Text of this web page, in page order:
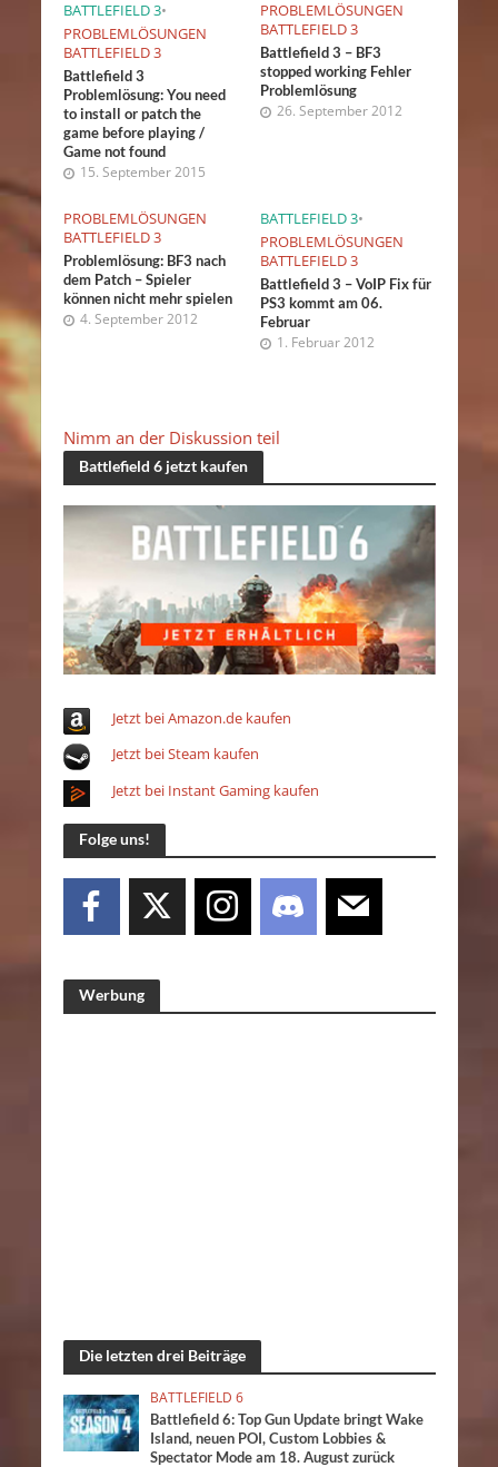
BATTLEFIELD 3•
PROBLEMLÖSUNGEN
BATTLEFIELD 3
Battlefield 3
Problemlösung: You need
to install or patch the
game before playing /
Game not found
15. September 2015
PROBLEMLÖSUNGEN
BATTLEFIELD 3
Battlefield 3 – BF3
stopped working Fehler
Problemlösung
26. September 2012
PROBLEMLÖSUNGEN
BATTLEFIELD 3
Problemlösung: BF3 nach
dem Patch – Spieler
können nicht mehr spielen
4. September 2012
BATTLEFIELD 3•
PROBLEMLÖSUNGEN
BATTLEFIELD 3
Battlefield 3 – VoIP Fix für
PS3 kommt am 06.
Februar
1. Februar 2012
Nimm an der Diskussion teil
Battlefield 6 jetzt kaufen
Jetzt bei Amazon.de kaufen
Jetzt bei Steam kaufen
Jetzt bei Instant Gaming kaufen
Folge uns!
Werbung
Die letzten drei Beiträge
BATTLEFIELD 6
Battlefield 6: Top Gun Update bringt Wake
Island, neuen POI, Custom Lobbies &
Spectator Mode am 18. August zurück